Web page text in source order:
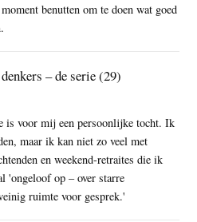
benutten om te doen wat goed
– de serie (29)
is voor mij een persoonlijke tocht. Ik
maar ik kan niet zo veel met
en weekend-retraites die ik
'ongeloof op – over starre
ruimte voor gesprek.'